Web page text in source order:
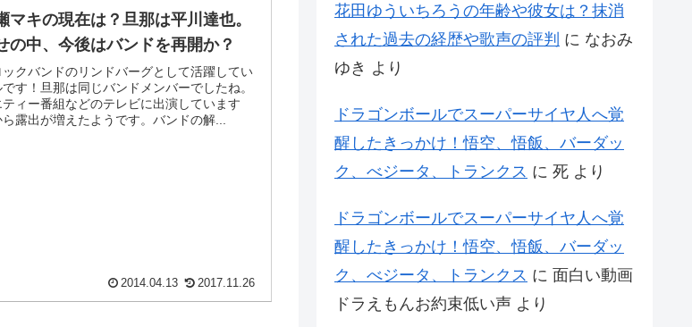
マキの現在は？旦那は平川達也。
の中、今後はバンドを再開か？
クバンドのリンドバーグとして活躍してい
す！旦那は同じバンドメンバーでしたね。
ィー番組などのテレビに出演しています
露出が増えたようです。バンドの解...
2014.04.13 2017.11.26
花田ゆういちろうの年齢や彼女は？抹消
された過去の経歴や歌声の評判 に なおみ
ゆき より
ドラゴンボールでスーパーサイヤ人へ覚
醒したきっかけ！悟空、悟飯、バーダッ
ク、べジータ、トランクス に 死 より
ドラゴンボールでスーパーサイヤ人へ覚
醒したきっかけ！悟空、悟飯、バーダッ
ク、べジータ、トランクス に 面白い動画
ドラえもんお約束低い声 より